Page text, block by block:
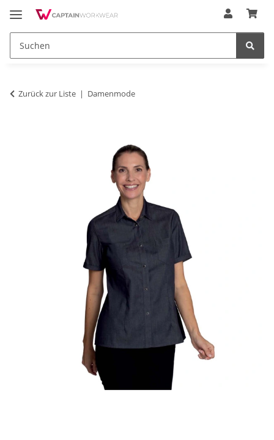
Zurück zur Liste Damenmode